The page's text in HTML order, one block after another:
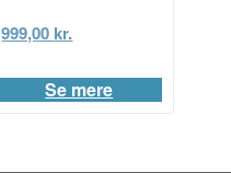
999,00 kr.
Se mere